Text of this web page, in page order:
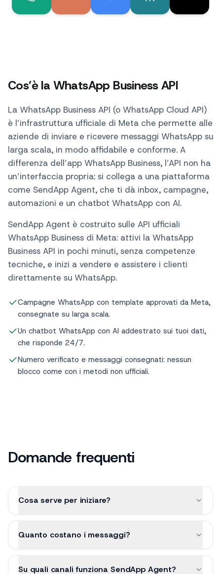
Cos’è la WhatsApp Business API
La WhatsApp Business API (o WhatsApp Cloud API)
è l’infrastruttura ufficiale di Meta che permette alle
aziende di inviare e ricevere messaggi WhatsApp su
larga scala, in modo affidabile e conforme. A
differenza dell’app WhatsApp Business, l’API non ha
un’interfaccia propria: si collega a una piattaforma
come SendApp Agent, che ti dà inbox, campagne,
automazioni e un chatbot WhatsApp con AI.
SendApp Agent è costruito sulle API ufficiali
WhatsApp Business di Meta: attivi la WhatsApp
Business API in pochi minuti, senza competenze
tecniche, e inizi a vendere e assistere i clienti
direttamente su WhatsApp.
Campagne WhatsApp con template approvati da Meta,
consegnate su larga scala.
Un chatbot WhatsApp con AI addestrato sui tuoi dati,
che risponde 24/7.
Numero verificato e messaggi consegnati: nessun
blocco come con i metodi non ufficiali.
Domande frequenti
Cosa serve per iniziare?
Quanto costano i messaggi?
Su quali canali funziona SendApp Agent?